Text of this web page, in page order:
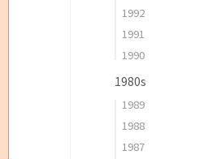
1992
1991
1990
1980s
1989
1988
1987